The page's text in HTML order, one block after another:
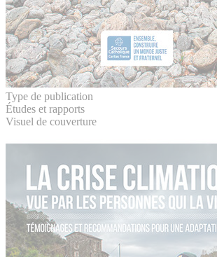
Type de publication
Études et rapports
Visuel de couverture